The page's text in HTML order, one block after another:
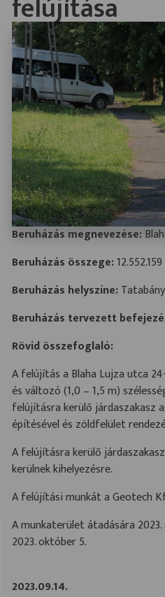
Beruházás megnevezése:
Beruházás összege:
Beruházás helyszíne:
Beruházás tervezett
Rövid összefoglaló:
A felújítás a Blaha Lujza utca
és változó (1,0 – 1,5 m)
felújításra kerülő járdaszakasz
építésével és zöldfelület
A felújításra kerülő
kerülnek kihelyezésre.
A felújítási munkát a Geotech
A munkaterület átadására
2023. október 5.
2023.09.14.